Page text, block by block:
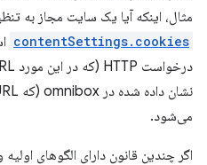
مثال، اینکه آیا یک سایت مجاز به
contentSettings.cookies
می‌شود.
اگر چندین قانون دارای الگوهای